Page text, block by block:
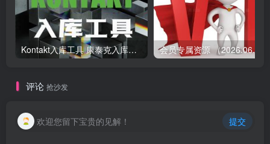
Kontakt入库工具 康泰克入库教程
评论 抢沙发
欢迎您留下宝贵的见解！ 提交